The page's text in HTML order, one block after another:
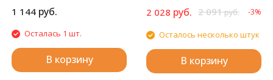
1 144 руб.
Осталась 1 шт.
В корзину
2 028 руб. 2 091руб. -3%
Осталось несколько штук
В корзину